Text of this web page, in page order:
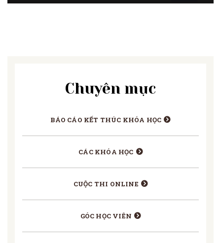
Chuyên mục
BÁO CÁO KẾT THÚC KHÓA HỌC
CÁC KHÓA HỌC
CUỘC THI ONLINE
GÓC HỌC VIÊN